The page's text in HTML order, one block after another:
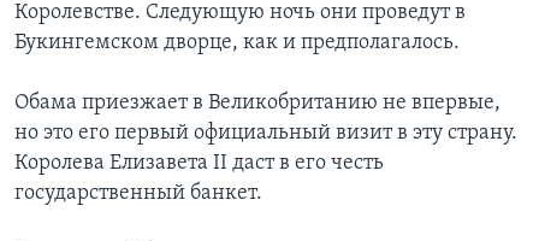
Королевстве. Следующую ночь они проведут в
Букингемском дворце, как и предполагалось.
Обама приезжает в Великобританию не впервые,
но это его первый официальный визит в эту страну.
Королева Елизавета II даст в его честь
государственный банкет.